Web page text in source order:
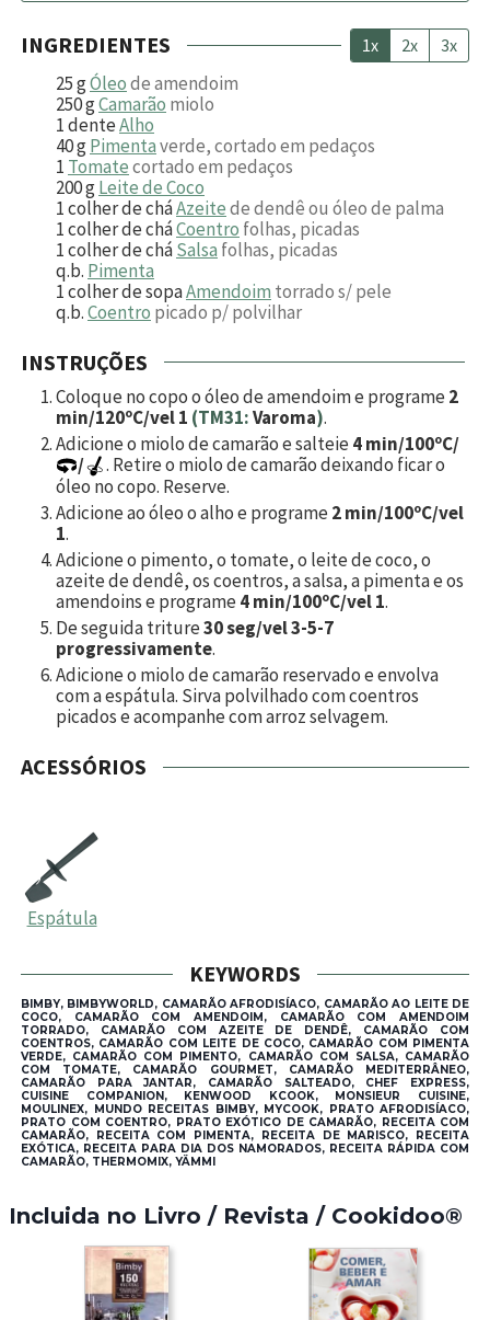
INGREDIENTES 1x 2x 3x
25gÓleode amendoim
250gCamarão miolo
1denteAlho
40gPimentaverde, cortado em pedaços
1 Tomatecortado em pedaços
200gLeite de Coco
1colher de cháAzeitede dendê ou óleo de palma
1colher de cháCoentro folhas, picadas
1colher de cháSalsa folhas, picadas
q.b. Pimenta
1colher de sopaAmendoim torrado s/ pele
q.b.Coentro picado p/ polvilhar
INSTRUÇÕES
Coloque no copo o óleo de amendoim e programe2
min/120ºC/vel 1 (TM31:Varoma).
Adicione o miolo de camarão e salteie4 min/100ºC/
/
. Retire o miolo de camarão deixando ficar o
óleo no copo. Reserve.
Adicione ao óleo o alho e programe2 min/100ºC/vel
1.
Adicione o pimento, o tomate, o leite de coco, o
azeite de dendê, os coentros, a salsa, a pimenta e os
amendoins e programe4 min/100ºC/vel 1.
De seguida triture30 seg/vel 3-5-7
progressivamente.
Adicione o miolo de camarão reservado e envolva
com a espátula. Sirva polvilhado com coentros
picados e acompanhe com arroz selvagem.
ACESSÓRIOS
Espátula
KEYWORDS
BIMBY, BIMBYWORLD, CAMARÃO AFRODISÍACO, CAMARÃO AO LEITE DE
COCO, CAMARÃO COM AMENDOIM, CAMARÃO COM AMENDOIM
TORRADO, CAMARÃO COM AZEITE DE DENDÊ, CAMARÃO COM
COENTROS, CAMARÃO COM LEITE DE COCO, CAMARÃO COM PIMENTA
VERDE, CAMARÃO COM PIMENTO, CAMARÃO COM SALSA, CAMARÃO
COM TOMATE, CAMARÃO GOURMET, CAMARÃO MEDITERRÂNEO,
CAMARÃO PARA JANTAR, CAMARÃO SALTEADO, CHEF EXPRESS,
CUISINE COMPANION, KENWOOD KCOOK, MONSIEUR CUISINE,
MOULINEX, MUNDO RECEITAS BIMBY, MYCOOK, PRATO AFRODISÍACO,
PRATO COM COENTRO, PRATO EXÓTICO DE CAMARÃO, RECEITA COM
CAMARÃO, RECEITA COM PIMENTA, RECEITA DE MARISCO, RECEITA
EXÓTICA, RECEITA PARA DIA DOS NAMORADOS, RECEITA RÁPIDA COM
CAMARÃO, THERMOMIX, YÄMMI
Incluida no Livro / Revista / Cookidoo®